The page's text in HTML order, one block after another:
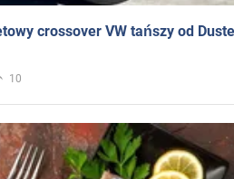
crossover VW tańszy od
10